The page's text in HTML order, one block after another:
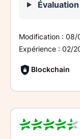
Modification : 08/
Expérience : 02/
Blockchain